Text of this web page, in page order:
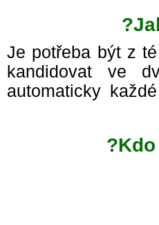
Je potřeba být z
kandidovat ve
automaticky